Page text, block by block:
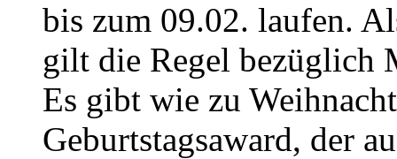
bis zum 09.02. laufen.
gilt die Regel bezüglich
Es gibt wie zu
Geburtstagsaward, der